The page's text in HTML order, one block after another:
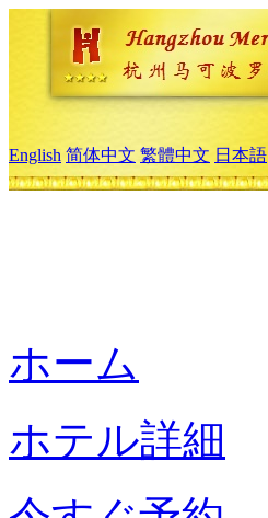
English 简体中文 繁體中文 日本語
ホーム
ホテル詳細